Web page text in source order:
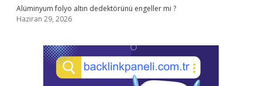
Alüminyum folyo altın dedektörünü engeller mi ?
Haziran 29, 2026